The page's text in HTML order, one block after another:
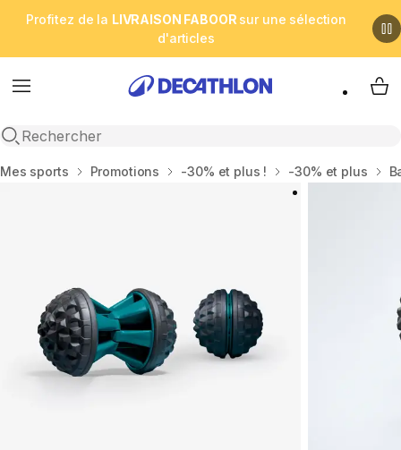
Profitez de la LIVRAISON FABOOR sur une sélection
d'articles
Menu
Open search
My
Accueil
Mes sports Promotions -30% et plus ! -30% et plus